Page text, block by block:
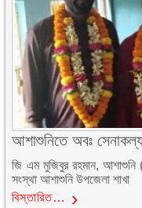
আশাশুনিতে অবঃ
জি এম মুজিবুর রহমান, আশাশুনি
সংস্থা আশাশুনি উপজেলা শাখা
বিস্তারিত…